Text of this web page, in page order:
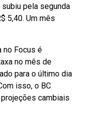
pela segunda
5,40. Um mês
no Focus é
no mês de
para o último dia
isso, o BC
cambiais